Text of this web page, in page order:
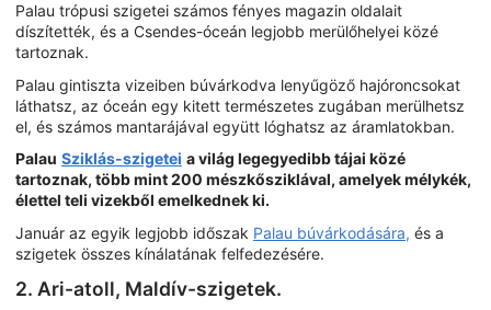
Palau trópusi szigetei számos fényes magazin oldalait
díszítették, és a Csendes-óceán legjobb merülőhelyei közé
tartoznak.
Palau gintiszta vizeiben búvárkodva lenyűgöző hajóroncsokat
láthatsz, az óceán egy kitett természetes zugában merülhetsz
el, és számos mantarájával együtt lóghatsz az áramlatokban.
Palau Sziklás-szigetei a világ legegyedibb tájai közé
tartoznak, több mint 200 mészkősziklával, amelyek mélykék,
élettel teli vizekből emelkednek ki.
Január az egyik legjobb időszak Palau búvárkodására, és a
szigetek összes kínálatának felfedezésére.
2. Ari-atoll, Maldív-szigetek.